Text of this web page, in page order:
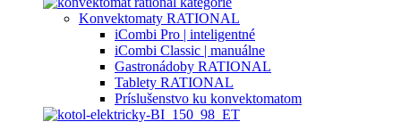
Konvektomaty RATIONAL
iCombi Pro | inteligentné
iCombi Classic | manuálne
Gastronádoby RATIONAL
Tablety RATIONAL
Príslušenstvo ku konvektomatom